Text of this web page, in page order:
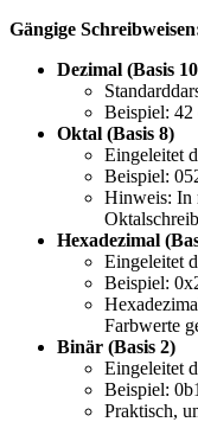
Gängige
Dezimal (Basis
Beispiel: 42
Oktal (Basis 8)
Eingeleitet
Beispiel:
Hinweis: In
Hexadezimal
Eingeleitet
Beispiel:
Farbwerte
Binär (Basis 2)
Eingeleitet
Beispiel:
Praktisch,